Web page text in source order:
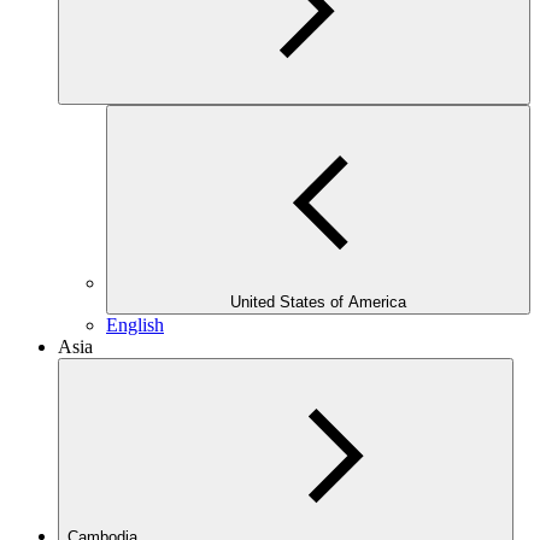
United States of America
English
Asia